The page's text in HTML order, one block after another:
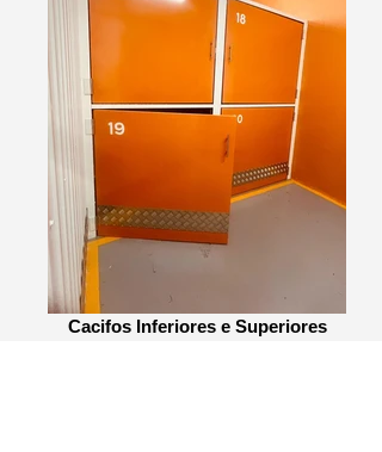
Cacifos Inferiores e Superiores